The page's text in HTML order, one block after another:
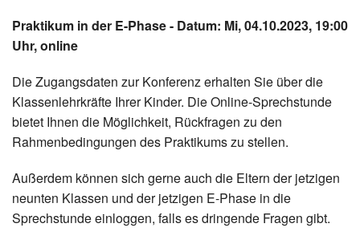
Praktikum in der E-Phase - Datum: Mi, 04.10.2023, 19:00
Uhr, online
Die Zugangsdaten zur Konferenz erhalten Sie über die
Klassenlehrkräfte Ihrer Kinder. Die Online-Sprechstunde
bietet Ihnen die Möglichkeit, Rückfragen zu den
Rahmenbedingungen des Praktikums zu stellen.
Außerdem können sich gerne auch die Eltern der jetzigen
neunten Klassen und der jetzigen E-Phase in die
Sprechstunde einloggen, falls es dringende Fragen gibt.